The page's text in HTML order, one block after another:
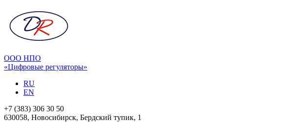
ООО НПО
«Цифровые регуляторы»
RU
EN
+7 (383) 306 30 50
630058, Новосибирск, Бердский тупик, 1